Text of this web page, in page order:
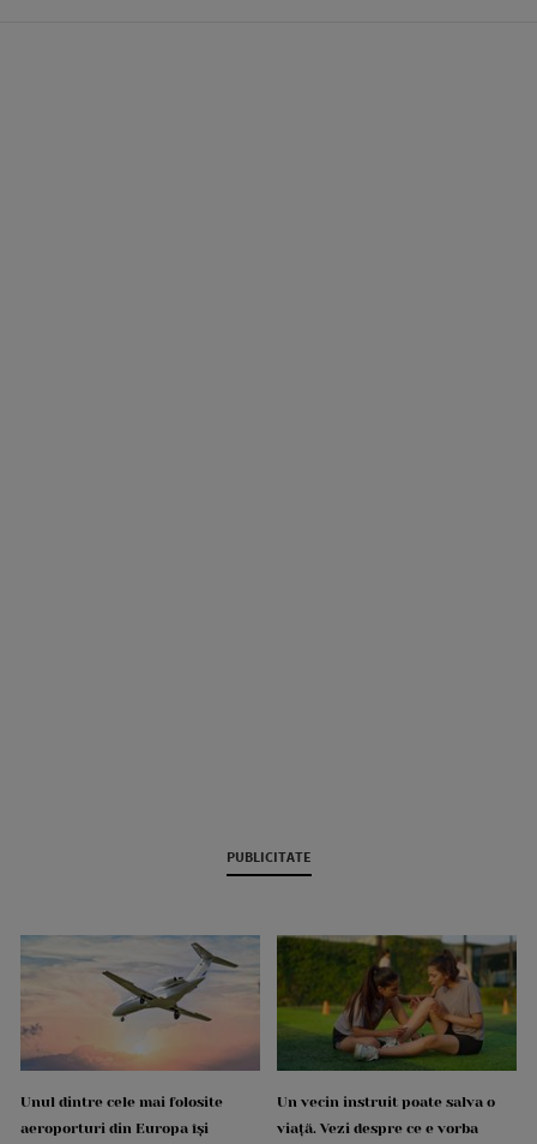
PUBLICITATE
Unul dintre cele mai folosite
aeroporturi din Europa își
Un vecin instruit poate salva o
viață. Vezi despre ce e vorba